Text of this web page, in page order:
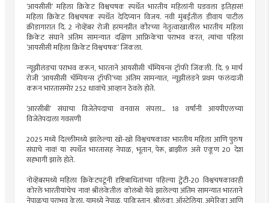
‘आयसीसी‌’ महिला क्रिकेट विश्वचषक स्पर्धेत भारतीय महिलांनी घडवला इतिहास!
महिला क्रिकेट विश्वचषक स्पर्धेत देदिप्यान विजय. नवी मुंबईतील डीवाय पाटील
क्रीडागारात दि. 2 नोव्हेंबर रोजी हरमनप्रीत कौरच्या नेतृत्वाखालील भारतीय महिला
क्रिकेट संघाने अंतिम सामन्यात दक्षिण आफ्रिकेचा पराभव करत, त्यांचा पहिला
‌’आयसीसी महिला क्रिकेट विश्वचषक‌’ जिंकला.
न्यूझीलंडचा पराभव करून, भारताने आयसीसी चॅम्पियन्स ट्रॉफी जिंकली. दि. 9 मार्च
रोजी ‌‘आयसीसी चॅम्पियन्स ट्रॉफी‌’च्या अंतिम सामन्यात, न्यूझीलंडने प्रथम फलंदाजी
करून भारतासमोर 252 धावांचे आव्हान ठेवले होते.
‘आरसीबी‌’ संघाचा विजेतेपदाचा वनवास संपला... 18 वर्षांनी आयपीएलच्या
विजेतेपदाला गवसणी
2025 मध्ये दिल्लीमध्ये झालेल्या खो-खो विश्वचषकावर भारतीय महिला आणि पुरुष
संघाचे नाव! या स्पर्धेत भारतासह नेपाळ, भूतान, पेरू, ब्राझील असे एकूण 20 देश
सहभागी झाले होते.
नोव्हेंबरमध्ये महिला क्रिकेटपटूंनी दृष्टिबाधितांच्या पहिल्या ट्वेंटी-20 विश्वचषकावरही
कोरले भारतीयांचेच नाव! श्रीलंकेतील कोलंबो येथे झालेल्या अंतिम सामन्यात भारताने